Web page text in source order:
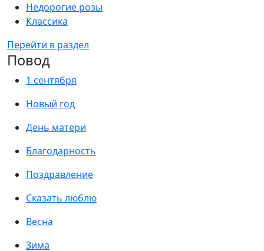
Недорогие розы
Классика
Перейти в раздел
Повод
1 сентября
Новый год
День матери
Благодарность
Поздравление
Сказать люблю
Весна
Зима